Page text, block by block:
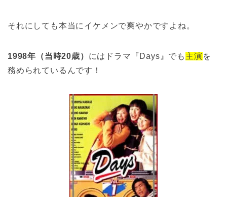
それにしても本当にイケメンで爽やかですよね。
1998年（当時20歳） にはドラマ『Days』でも 主演を
務められているんです！